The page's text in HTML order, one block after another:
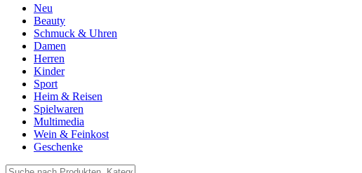
Neu
Beauty
Schmuck & Uhren
Damen
Herren
Kinder
Sport
Heim & Reisen
Spielwaren
Multimedia
Wein & Feinkost
Geschenke